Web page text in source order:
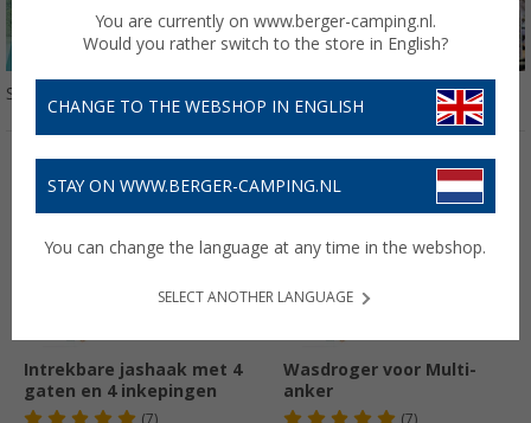
Sorteren:
Intrekbare jashaak met 4
gaten en 4 inkepingen
-4%
Wasdroger voor Multi-
anker
You are currently on www.berger-camping.nl.
Would you rather switch to the store in English?
CHANGE TO THE WEBSHOP IN ENGLISH
STAY ON WWW.BERGER-CAMPING.NL
You can change the language at any time in the webshop.
SELECT ANOTHER LANGUAGE